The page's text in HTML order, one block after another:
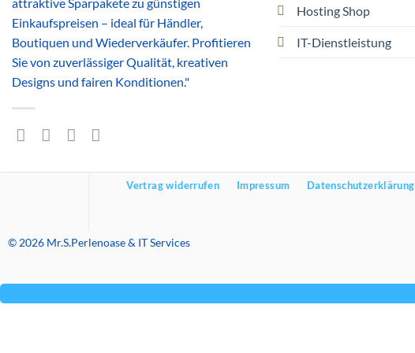
Einkaufspreisen – ideal für Händler,
Boutiquen und Wiederverkäufer. Profitieren
Sie von zuverlässiger Qualität, kreativen
Designs und fairen Konditionen."
Hosting Shop
IT-Dienstleistung
Vertrag widerrufen Impressum Datenschutzerklärung
© 2026 Mr.S.Perlenoase & IT Services